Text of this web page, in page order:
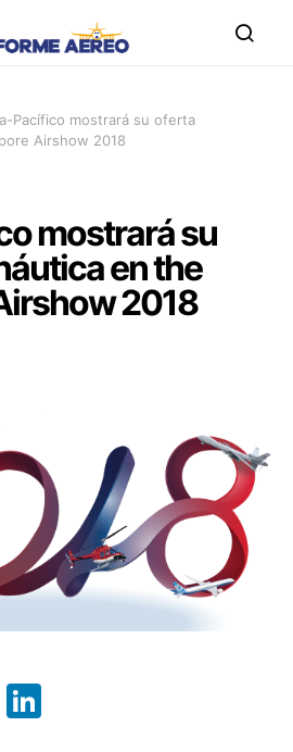
Pacífico mostrará su oferta
Airshow 2018
mostrará su
en the
2018
X